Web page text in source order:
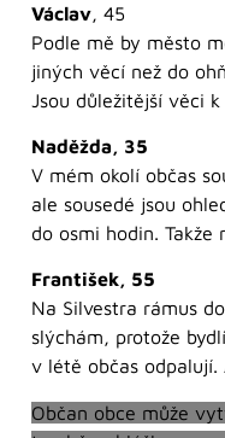
Václav , 45
Podle mě by město
jiných věcí než do
Jsou důležitější věci
Naděžda, 35
V mém okolí občas
ale sousedé jsou
do osmi hodin.
František, 55
Na Silvestra rámus
slýchám, protože
v létě občas odpalují.
Občan obce může